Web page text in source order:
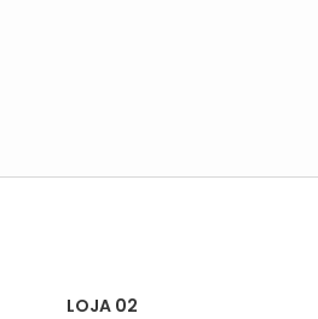
LOJA 02